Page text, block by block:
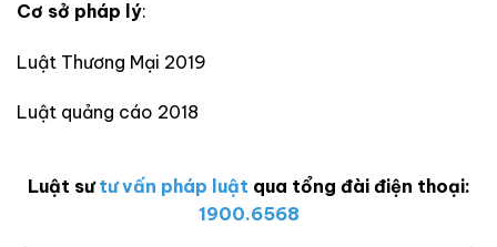
Cơ sở pháp lý:
Luật Thương Mại 2019
Luật quảng cáo 2018
Luật sưtư vấn pháp luật qua tổng đài điện thoại:
1900.6568